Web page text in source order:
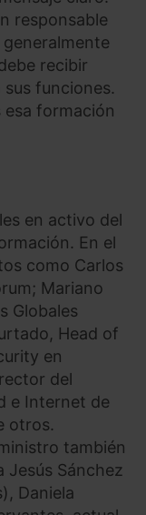
responsable
recibir
funciones.
esa formación
en activo del
En el
como Carlos
Mariano
Globales
Head of
en
del
e Internet de
otros.
también
Jesús Sánchez
Daniela